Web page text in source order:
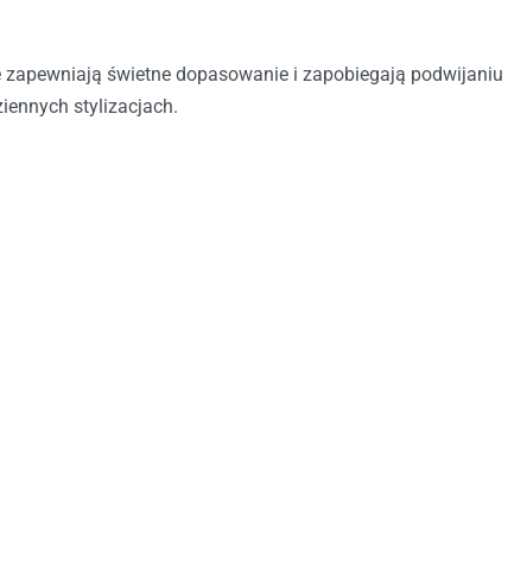
zapewniają świetne dopasowanie i zapobiegają podwijaniu
stylizacjach.